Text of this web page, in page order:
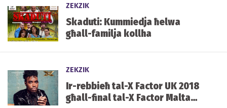
ZEKZIK
Skaduti: Kummiedja ħelwa
għall-familja kollha
ZEKZIK
Ir-rebbieħ tal-X Factor UK 2018
għall-final tal-X Factor Malta